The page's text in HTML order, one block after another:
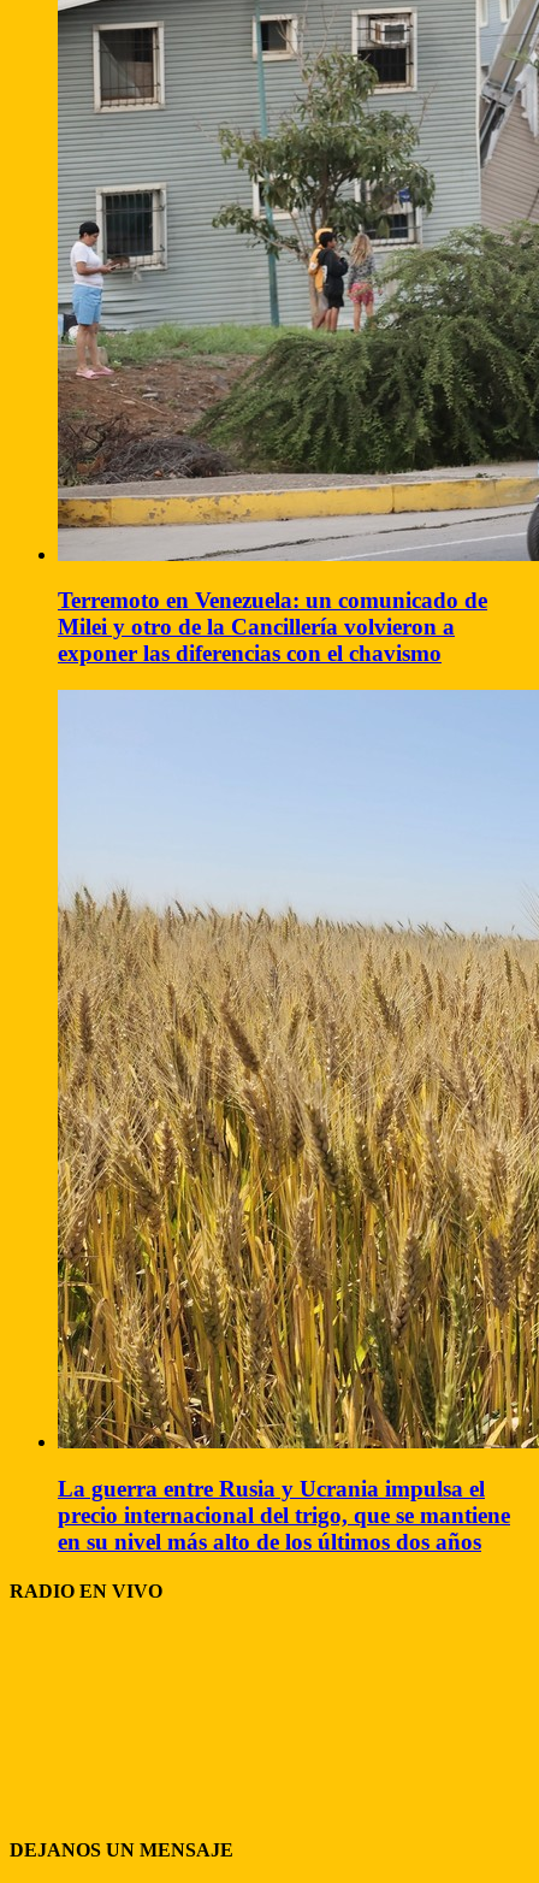
Terremoto en Venezuela: un comunicado de
Milei y otro de la Cancillería volvieron a
exponer las diferencias con el chavismo
La guerra entre Rusia y Ucrania impulsa el
precio internacional del trigo, que se mantiene
en su nivel más alto de los últimos dos años
RADIO EN VIVO
DEJANOS UN MENSAJE